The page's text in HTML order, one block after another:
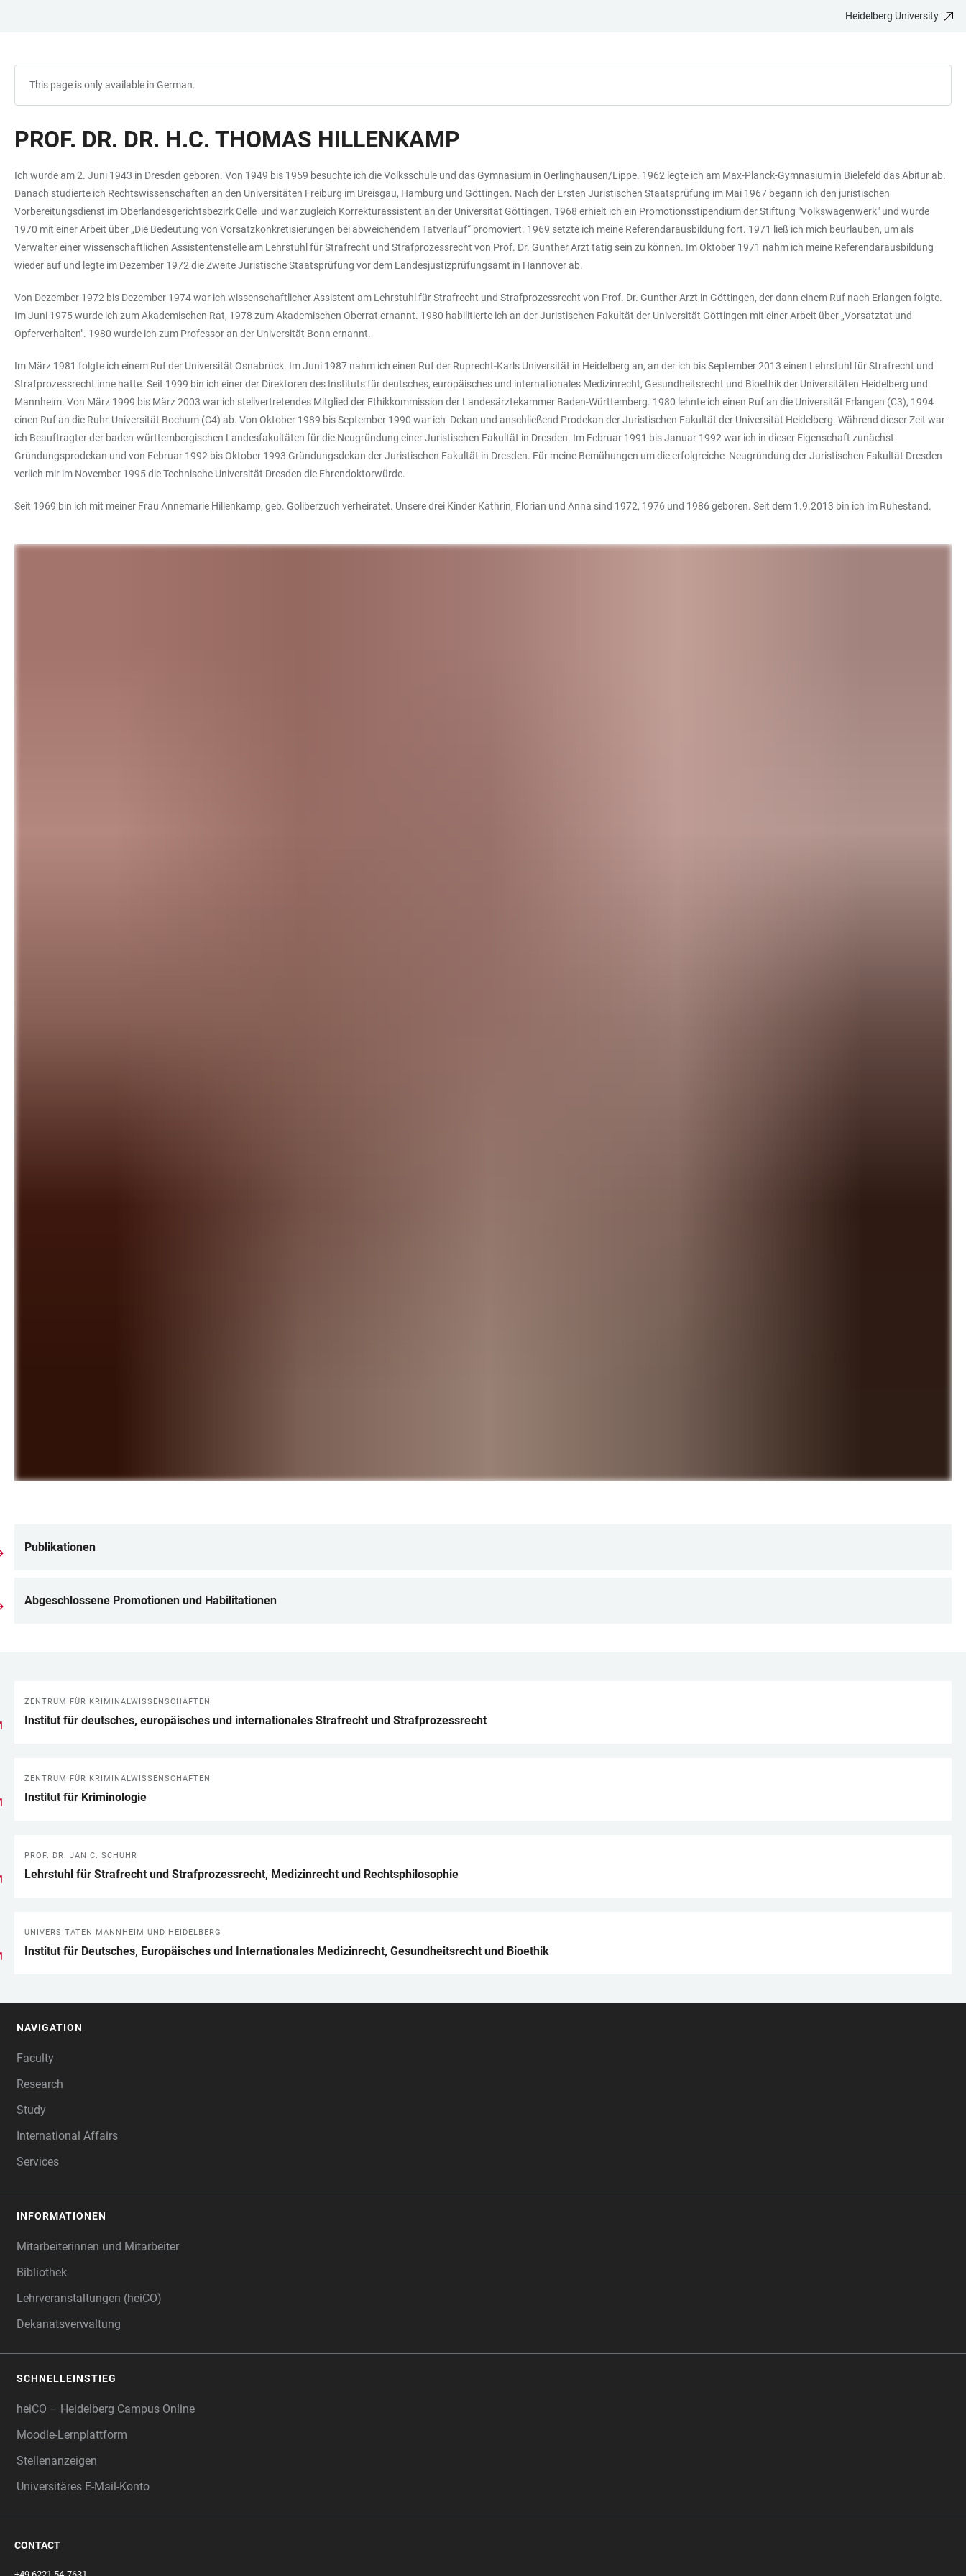
Heidelberg University
This page is only available in German.
PROF. DR. DR. H.C. THOMAS HILLENKAMP
Ich wurde am 2. Juni 1943 in Dresden geboren. Von 1949 bis 1959 besuchte ich die Volksschule und das Gymnasium in Oerlinghausen/Lippe. 1962 legte ich am Max-Planck-Gymnasium in Bielefeld das Abitur ab.
Danach studierte ich Rechtswissenschaften an den Universitäten Freiburg im Breisgau, Hamburg und Göttingen. Nach der Ersten Juristischen Staatsprüfung im Mai 1967 begann ich den juristischen
Vorbereitungsdienst im Oberlandesgerichtsbezirk Celle und war zugleich Korrekturassistent an der Universität Göttingen. 1968 erhielt ich ein Promotionsstipendium der Stiftung "Volkswagenwerk" und wurde
1970 mit einer Arbeit über „Die Bedeutung von Vorsatzkonkretisierungen bei abweichendem Tatverlauf“ promoviert. 1969 setzte ich meine Referendarausbildung fort. 1971 ließ ich mich beurlauben, um als
Verwalter einer wissenschaftlichen Assistentenstelle am Lehrstuhl für Strafrecht und Strafprozessrecht von Prof. Dr. Gunther Arzt tätig sein zu können. Im Oktober 1971 nahm ich meine Referendarausbildung
wieder auf und legte im Dezember 1972 die Zweite Juristische Staatsprüfung vor dem Landesjustizprüfungsamt in Hannover ab.
Von Dezember 1972 bis Dezember 1974 war ich wissenschaftlicher Assistent am Lehrstuhl für Strafrecht und Strafprozessrecht von Prof. Dr. Gunther Arzt in Göttingen, der dann einem Ruf nach Erlangen folgte.
Im Juni 1975 wurde ich zum Akademischen Rat, 1978 zum Akademischen Oberrat ernannt. 1980 habilitierte ich an der Juristischen Fakultät der Universität Göttingen mit einer Arbeit über „Vorsatztat und
Opferverhalten". 1980 wurde ich zum Professor an der Universität Bonn ernannt.
Im März 1981 folgte ich einem Ruf der Universität Osnabrück. Im Juni 1987 nahm ich einen Ruf der Ruprecht-Karls Universität in Heidelberg an, an der ich bis September 2013 einen Lehrstuhl für Strafrecht und
Strafprozessrecht inne hatte. Seit 1999 bin ich einer der Direktoren des Instituts für deutsches, europäisches und internationales Medizinrecht, Gesundheitsrecht und Bioethik der Universitäten Heidelberg und
Mannheim. Von März 1999 bis März 2003 war ich stellvertretendes Mitglied der Ethikkommission der Landesärztekammer Baden-Württemberg. 1980 lehnte ich einen Ruf an die Universität Erlangen (C3), 1994
einen Ruf an die Ruhr-Universität Bochum (C4) ab. Von Oktober 1989 bis September 1990 war ich Dekan und anschließend Prodekan der Juristischen Fakultät der Universität Heidelberg. Während dieser Zeit war
ich Beauftragter der baden-württembergischen Landesfakultäten für die Neugründung einer Juristischen Fakultät in Dresden. Im Februar 1991 bis Januar 1992 war ich in dieser Eigenschaft zunächst
Gründungsprodekan und von Februar 1992 bis Oktober 1993 Gründungsdekan der Juristischen Fakultät in Dresden. Für meine Bemühungen um die erfolgreiche Neugründung der Juristischen Fakultät Dresden
verlieh mir im November 1995 die Technische Universität Dresden die Ehrendoktorwürde.
Seit 1969 bin ich mit meiner Frau Annemarie Hillenkamp, geb. Goliberzuch verheiratet. Unsere drei Kinder Kathrin, Florian und Anna sind 1972, 1976 und 1986 geboren. Seit dem 1.9.2013 bin ich im Ruhestand.
Publikationen
Abgeschlossene Promotionen und Habilitationen
LINKS
ZENTRUM FÜR KRIMINALWISSENSCHAFTEN
Institut für deutsches, europäisches und internationales Strafrecht und Strafprozessrecht
ZENTRUM FÜR KRIMINALWISSENSCHAFTEN
Institut für Kriminologie
PROF. DR. JAN C. SCHUHR
Lehrstuhl für Strafrecht und Strafprozessrecht, Medizinrecht und Rechtsphilosophie
UNIVERSITÄTEN MANNHEIM UND HEIDELBERG
Institut für Deutsches, Europäisches und Internationales Medizinrecht, Gesundheits­recht und Bioethik
NAVIGATION
Faculty
Research
Study
International Affairs
Services
INFORMATIONEN
Mitarbeiterinnen und Mitarbeiter
Bibliothek
Lehrveranstaltungen (heiCO)
Dekanatsverwaltung
SCHNELLEINSTIEG
heiCO – Heidelberg Campus Online
Moodle-Lernplattform
Stellenanzeigen
Universitäres E-Mail-Konto
CONTACT